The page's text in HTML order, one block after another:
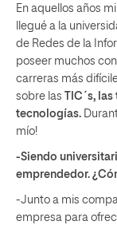
En aquellos años
llegué a la
de Redes de la
poseer muchos
carreras más
sobre las TIC´s,
tecnologías.
mío!
-Siendo
emprendedor.
-Junto a mis
empresa para